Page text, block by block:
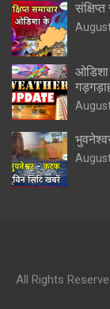
All Rights